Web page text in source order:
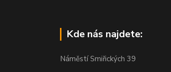
Kde nás najdete:
Náměstí Smiřických 39